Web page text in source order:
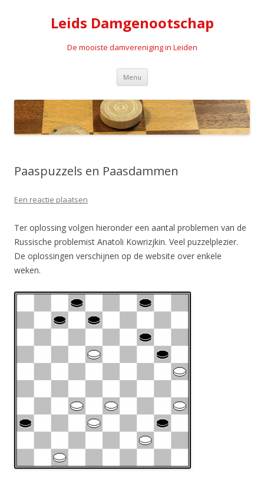
Leids Damgenootschap
De mooiste damvereniging in Leiden
Menu Spring naar de inhoud
Paaspuzzels en Paasdammen
Een reactie plaatsen
Ter oplossing volgen hieronder een aantal problemen van de
Russische problemist Anatoli Kowrizjkin. Veel puzzelplezier.
De oplossingen verschijnen op de website over enkele
weken.